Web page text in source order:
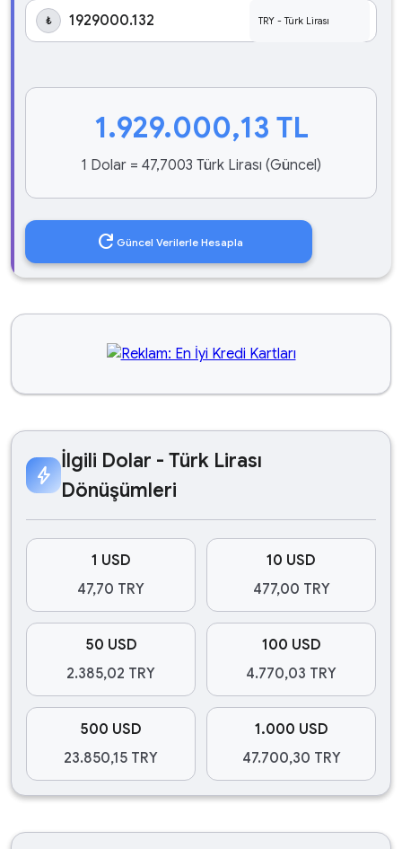
₺
1.929.000,13 TL
1 Dolar = 47,7003 Türk Lirası (Güncel)
refresh Güncel Verilerle Hesapla
bolt
İlgili Dolar - Türk Lirası
Dönüşümleri
1 USD
47,70 TRY
10 USD
477,00 TRY
50 USD
2.385,02 TRY
100 USD
4.770,03 TRY
500 USD
23.850,15 TRY
1.000 USD
47.700,30 TRY